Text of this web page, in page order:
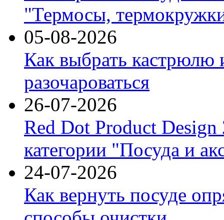
"Термосы,
05-08-2026
Как выбрать кастрюлю
разочароваться
26-07-2026
Red Dot Product Design
категории "Посуда и
24-07-2026
Как вернуть посуде